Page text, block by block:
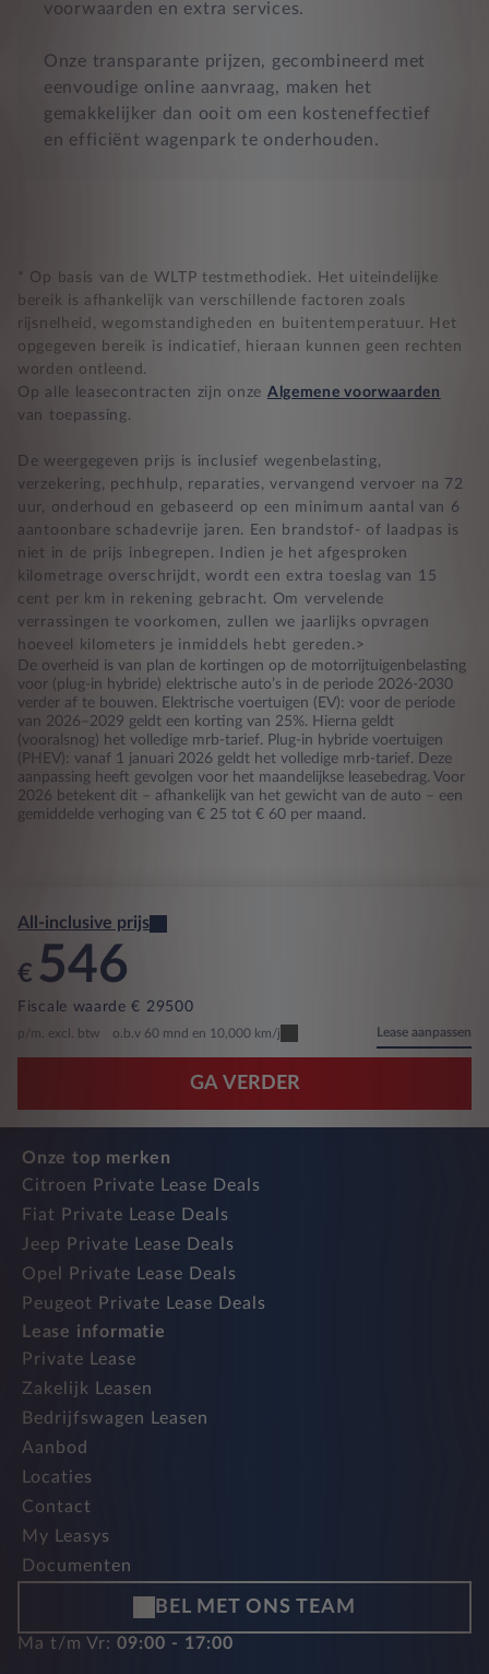
voorwaarden en extra services.
Onze transparante prijzen, gecombineerd met
eenvoudige online aanvraag, maken het
gemakkelijker dan ooit om een kosteneffectief
en efficiënt wagenpark te onderhouden.
* Op basis van de WLTP testmethodiek. Het uiteindelijke
bereik is afhankelijk van verschillende factoren zoals
rijsnelheid, wegomstandigheden en buitentemperatuur. Het
opgegeven bereik is indicatief, hieraan kunnen geen rechten
worden ontleend.
Op alle leasecontracten zijn onze Algemene voorwaarden
van toepassing.
De weergegeven prijs is inclusief wegenbelasting,
verzekering, pechhulp, reparaties, vervangend vervoer na 72
uur, onderhoud en gebaseerd op een minimum aantal van 6
aantoonbare schadevrije jaren. Een brandstof- of laadpas is
niet in de prijs inbegrepen. Indien je het afgesproken
kilometrage overschrijdt, wordt een extra toeslag van 15
cent per km in rekening gebracht. Om vervelende
verrassingen te voorkomen, zullen we jaarlijks opvragen
hoeveel kilometers je inmiddels hebt gereden.>
De overheid is van plan de kortingen op de motorrijtuigenbelasting
voor (plug-in hybride) elektrische auto’s in de periode 2026-2030
verder af te bouwen. Elektrische voertuigen (EV): voor de periode
van 2026–2029 geldt een korting van 25%. Hierna geldt
(vooralsnog) het volledige mrb-tarief. Plug-in hybride voertuigen
(PHEV): vanaf 1 januari 2026 geldt het volledige mrb-tarief. Deze
aanpassing heeft gevolgen voor het maandelijkse leasebedrag. Voor
2026 betekent dit – afhankelijk van het gewicht van de auto – een
gemiddelde verhoging van € 25 tot € 60 per maand.
All-inclusive prijs
€ 546
Fiscale waarde € 29500
p/m. excl. btw o.b.v 60 mnd en 10,000 km/j Lease aanpassen
GA VERDER
Onze top merken
Citroen Private Lease Deals
Fiat Private Lease Deals
Jeep Private Lease Deals
Opel Private Lease Deals
Peugeot Private Lease Deals
Lease informatie
Private Lease
Zakelijk Leasen
Bedrijfswagen Leasen
Aanbod
Locaties
Contact
My Leasys
Documenten
BEL MET ONS TEAM
Ma t/m Vr: 09:00 - 17:00